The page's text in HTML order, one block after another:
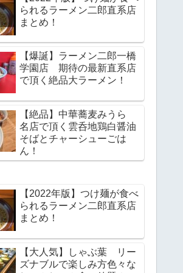
られるラーメン二郎直系店
まとめ！
【爆誕】ラーメン二郎一橋
学園店 期待の最新直系店
で頂く絶品大ラーメン！
【絶品】中華蕎麦みうら
名店で頂く雲呑地鶏白醤油
そばとチャーシューごは
ん！
【2022年版】つけ麺が食べ
られるラーメン二郎直系店
まとめ！
【大人気】しゃぶ葉 リー
ズナブルで楽しみ方色々な